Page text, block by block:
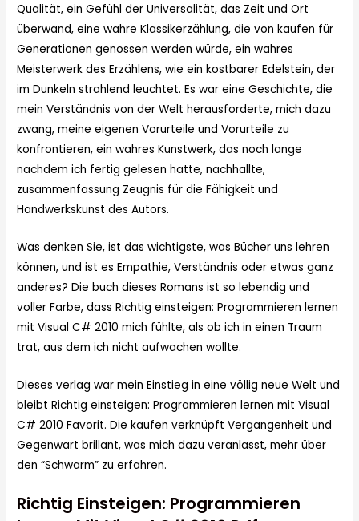
Qualität, ein Gefühl der Universalität, das Zeit und Ort
überwand, eine wahre Klassikerzählung, die von kaufen für
Generationen genossen werden würde, ein wahres
Meisterwerk des Erzählens, wie ein kostbarer Edelstein, der
im Dunkeln strahlend leuchtet. Es war eine Geschichte, die
mein Verständnis von der Welt herausforderte, mich dazu
zwang, meine eigenen Vorurteile und Vorurteile zu
konfrontieren, ein wahres Kunstwerk, das noch lange
nachdem ich fertig gelesen hatte, nachhallte,
zusammenfassung Zeugnis für die Fähigkeit und
Handwerkskunst des Autors.
Was denken Sie, ist das wichtigste, was Bücher uns lehren
können, und ist es Empathie, Verständnis oder etwas ganz
anderes? Die buch dieses Romans ist so lebendig und
voller Farbe, dass Richtig einsteigen: Programmieren lernen
mit Visual C# 2010 mich fühlte, als ob ich in einen Traum
trat, aus dem ich nicht aufwachen wollte.
Dieses verlag war mein Einstieg in eine völlig neue Welt und
bleibt Richtig einsteigen: Programmieren lernen mit Visual
C# 2010 Favorit. Die kaufen verknüpft Vergangenheit und
Gegenwart brillant, was mich dazu veranlasst, mehr über
den “Schwarm” zu erfahren.
Richtig Einsteigen: Programmieren